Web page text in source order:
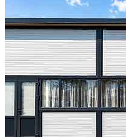
В аренду; Площадь: 101 м²;